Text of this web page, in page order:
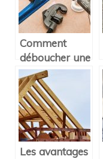
Comment
déboucher une
canalisation ?
Les avantages